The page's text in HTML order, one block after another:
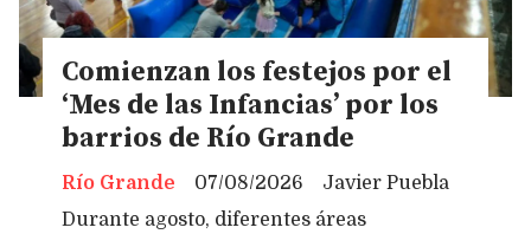
Comienzan los festejos por el
‘Mes de las Infancias’ por los
barrios de Río Grande
Javier Puebla
Río Grande
07/08/2026
Durante agosto, diferentes áreas